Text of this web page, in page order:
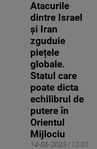
14-06-2025 | 12:01
Atacurile
dintre Israel
și Iran
zguduie
piețele
globale.
Statul care
poate dicta
echilibrul de
putere în
Orientul
Mijlociu